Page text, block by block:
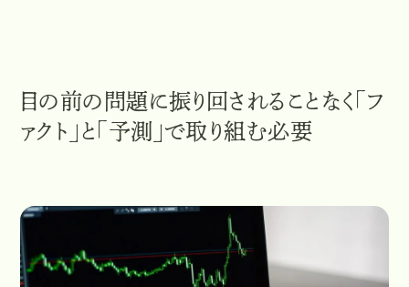
目の前の問題に振り回されることなく「フ
ァクト」と「予測」で取り組む必要